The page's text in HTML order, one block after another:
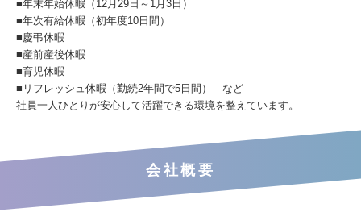
■年末年始休暇（12月29日～1月3日）
■年次有給休暇（初年度10日間）
■慶弔休暇
■産前産後休暇
■育児休暇
■リフレッシュ休暇（勤続2年間で5日間） など
社員一人ひとりが安心して活躍できる環境を整えています。
会社概要